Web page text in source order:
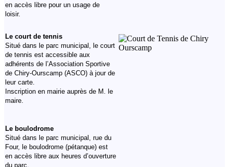
en accès libre pour un usage de
loisir.
Le court de tennis
Situé dans le parc municipal, le court
de tennis est accessible aux
adhérents de l’Association Sportive
de Chiry-Ourscamp (ASCO) à jour de
leur carte.
Inscription en mairie auprès de M. le
maire.
Le boulodrome
Situé dans le parc municipal, rue du
Four, le boulodrome (pétanque) est
en accès libre aux heures d’ouverture
du parc.